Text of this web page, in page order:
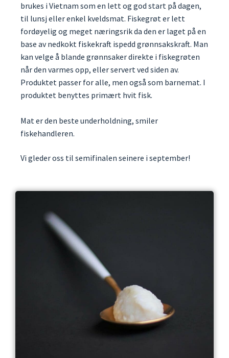
brukes i Vietnam som en lett og god start på dagen,
til lunsj eller enkel kveldsmat. Fiskegrøt er lett
fordøyelig og meget næringsrik da den er laget på en
base av nedkokt fiskekraft ispedd grønnsakskraft. Man
kan velge å blande grønnsaker direkte i fiskegrøten
når den varmes opp, eller servert ved siden av.
Produktet passer for alle, men også som barnemat. I
produktet benyttes primært hvit fisk.
Mat er den beste underholdning, smiler
fiskehandleren.
Vi gleder oss til semifinalen seinere i september!